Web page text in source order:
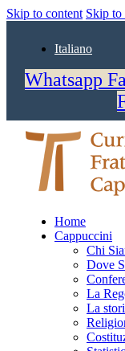
Skip to content Skip to
Italiano
Whatsapp
Home
Cappuccini
Chi
Dove
La
La